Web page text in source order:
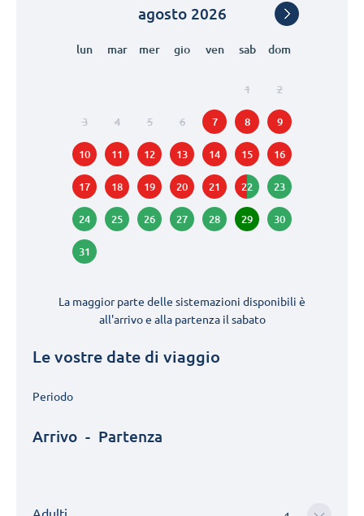
La maggior parte delle sistemazioni disponibili è
all'arrivo e alla partenza il sabato
Le vostre date di viaggio
Periodo
Arrivo - Partenza
agosto 2026
lun mar mer gio ven sab dom
1 2
3 4 5 6 7 8 9
10 11 12 13 14 15 16
17 18 19 20 21 22 23
24 25 26 27 28 29 30
31